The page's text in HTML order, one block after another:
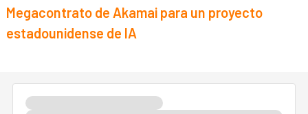
Megacontrato de Akamai para un proyecto
estadounidense de IA